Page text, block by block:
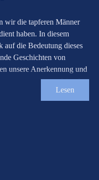
wir die tapferen Männer
haben. In diesem
die Bedeutung dieses
Geschichten von
unsere Anerkennung und
uns gemeinsam feiern!
Lesen